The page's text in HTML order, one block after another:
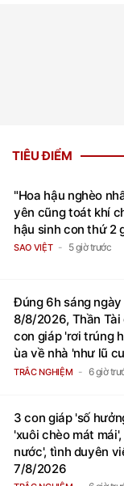
TIÊU ĐIỂM
"Hoa hậu nghèo
yên cũng toát khí
hậu sinh con thứ 2
SAO VIỆT 5 giờ trước
Đúng 6h sáng
8/8/2026, Thần
con giáp 'rơi trúng
ùa về nhà 'như lũ
thành đại gia trong
TRẮC NGHIỆM 6 giờ
3 con giáp 'số
'xuôi chèo mát
nước', tình duyên
7/8/2026